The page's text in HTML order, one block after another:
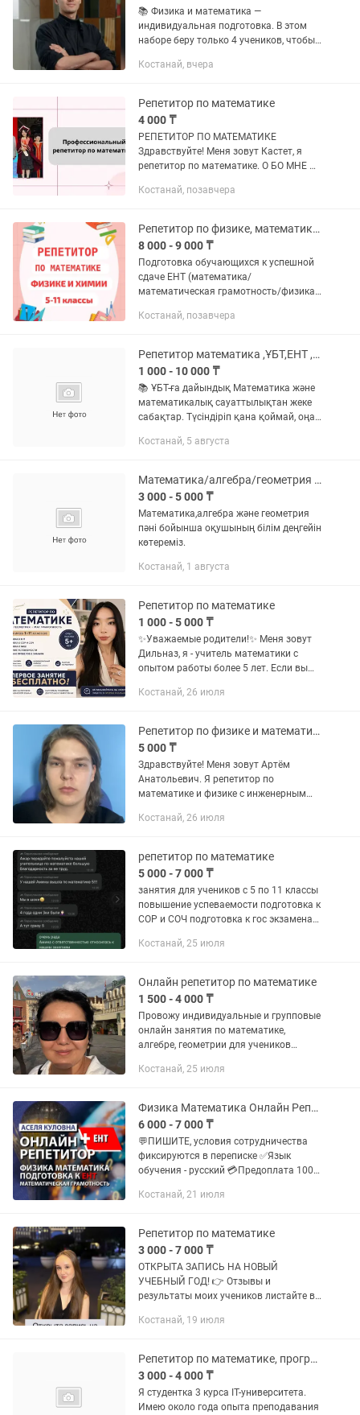
📚 Физика и математика —
индивидуальная подготовка. В этом
наборе беру только 4 учеников, чтобы
внимания и контролировать его
Жасуланович —...
Костанай, вчера
Репетитор по математике
4 000 ₸
РЕПЕТИТОР ПО МАТЕМАТИКЕ
Здравствуйте! Меня зовут Кастет, я
репетитор по математике. О БО МНЕ И
High School — школы-пансионата для
Костанай, позавчера
Репетитор по физике, математике и химии. Подготовка к ЕНТ. НИШ, РФМШ. АР.
8 000 - 9 000 ₸
Подготовка обучающихся к успешной
сдаче ЕНТ (математика/
математическая грамотность/физика),
БИЛ (КТЛ). Оказываю помощь
в знаниях...
Костанай, позавчера
Репетитор математика ,ҰБТ,ЕНТ ,есеп шығару.
1 000 - 10 000 ₸
📚 ҰБТ-ға дайындық Математика және
математикалық сауаттылықтан жеке
сабақтар. Түсіндіріп қана қоймай, оңай
бойынша қосымша сабақтар
Костанай, 5 августа
Математика/алгебра/геометрия пәні бойынша репетитор
3 000 - 5 000 ₸
Математика,алгебра және геометрия
пәні бойынша оқушының білім деңгейін
көтереміз.
Костанай, 1 августа
Репетитор по математике
1 000 - 5 000 ₸
✨Уважаемые родители!✨ Меня зовут
Дильназ, я - учитель математики с
опытом работы более 5 лет. Если вы
понимал математику, улучшил оценки
Костанай, 26 июля
Репетитор по физике и математике
5 000 ₸
Здравствуйте! Меня зовут Артём
Анатольевич. Я репетитор по
математике и физике с инженерным
более 4 лет. Помогаю школьникам и
материал,...
Костанай, 26 июля
репетитор по математике
5 000 - 7 000 ₸
занятия для учеников с 5 по 11 классы
повышение успеваемости подготовка к
СОР и СОЧ подготовка к гос экзаменам
преподавание - не только знать на
Костанай, 25 июля
Онлайн репетитор по математике
1 500 - 4 000 ₸
Провожу индивидуальные и групповые
онлайн занятия по математике,
алгебре, геометрии для учеников
обучения. Занятия провожу на
Костанай, 25 июля
Физика Математика Онлайн Репетитор
6 000 - 7 000 ₸
💬ПИШИТЕ, условия сотрудничества
фиксируются в переписке ✅Язык
обучения - русский 💳Предоплата 100%
(2011), красный диплом (2015), степень
Костанай, 21 июля
Репетитор по математике
3 000 - 7 000 ₸
ОТКРЫТА ЗАПИСЬ НА НОВЫЙ
УЧЕБНЫЙ ГОД! 👉 Отзывы и
результаты моих учеников листайте в
математике. Провожу
занятия для учеников 7-11...
Костанай, 19 июля
Репетитор по математике, программированию и предметам начальной школы
3 000 - 4 000 ₸
Я студентка 3 курса IT-университета.
Имею около года опыта преподавания